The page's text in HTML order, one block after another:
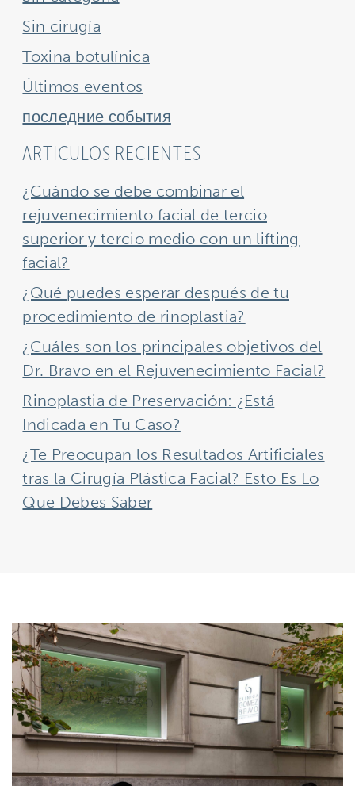
Sin cirugía
Toxina botulínica
Últimos eventos
последние события
ARTICULOS RECIENTES
¿Cuándo se debe combinar el
rejuvenecimiento facial de tercio
superior y tercio medio con un lifting
facial?
¿Qué puedes esperar después de tu
procedimiento de rinoplastia?
¿Cuáles son los principales objetivos del
Dr. Bravo en el Rejuvenecimiento Facial?
Rinoplastia de Preservación: ¿Está
Indicada en Tu Caso?
¿Te Preocupan los Resultados Artificiales
tras la Cirugía Plástica Facial? Esto Es Lo
Que Debes Saber